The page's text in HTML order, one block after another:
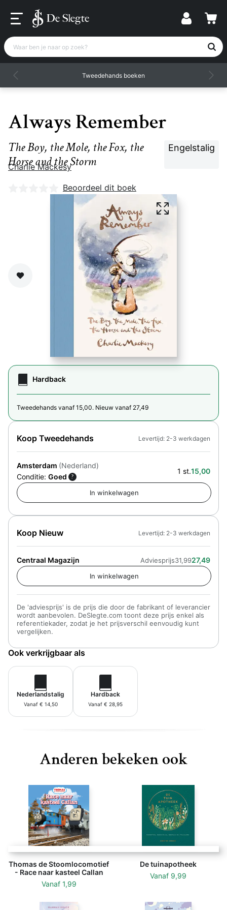
Waar ben je naar op zoek?
Tweedehands boeken
Always Remember
The Boy, the Mole, the Fox, the
Horse and the Storm
Engelstalig
Charlie Mackesy
Nog geen beoordelingen
Beoordeel dit boek
Hardback
Tweedehands vanaf 15,00. Nieuw vanaf 27,49
Koop Tweedehands
Amsterdam (Nederland)
Conditie: Goed ?
1 st.15,00
Levertijd: 2-3 werkdagen
Koop Nieuw
Centraal Magazijn Adviesprijs31,9927,49
De 'adviesprijs' is de prijs die door de fabrikant of leverancier
wordt aanbevolen. DeSlegte.com toont deze prijs enkel als
referentiekader, zodat je het prijsverschil eenvoudig kunt
vergelijken.
Levertijd: 2-3 werkdagen
Ook verkrijgbaar als
Nederlandstalig
Vanaf € 14,50
Hardback
Vanaf € 28,95
Anderen bekeken ook
Thomas de Stoomlocomotief
- Race naar kasteel Callan
Vanaf 1,99
De tuinapotheek
Vanaf 9,99